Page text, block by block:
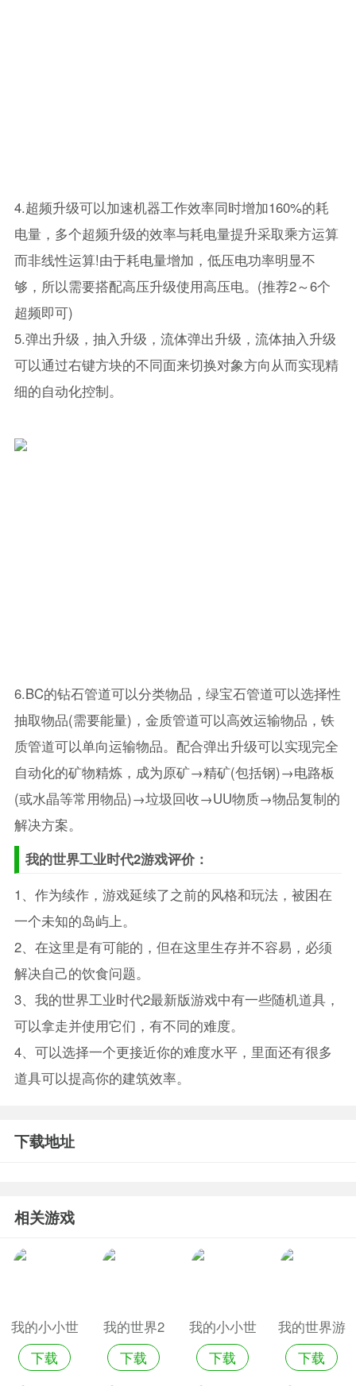
4.超频升级可以加速机器工作效率同时增加160%的耗
电量，多个超频升级的效率与耗电量提升采取乘方运算
而非线性运算!由于耗电量增加，低压电功率明显不
够，所以需要搭配高压升级使用高压电。(推荐2～6个
超频即可)
5.弹出升级，抽入升级，流体弹出升级，流体抽入升级
可以通过右键方块的不同面来切换对象方向从而实现精
细的自动化控制。
6.BC的钻石管道可以分类物品，绿宝石管道可以选择性
抽取物品(需要能量)，金质管道可以高效运输物品，铁
质管道可以单向运输物品。配合弹出升级可以实现完全
自动化的矿物精炼，成为原矿→精矿(包括钢)→电路板
(或水晶等常用物品)→垃圾回收→UU物质→物品复制的
解决方案。
我的世界工业时代2游戏评价：
1、作为续作，游戏延续了之前的风格和玩法，被困在
一个未知的岛屿上。
2、在这里是有可能的，但在这里生存并不容易，必须
解决自己的饮食问题。
3、我的世界工业时代2最新版游戏中有一些随机道具，
可以拿走并使用它们，有不同的难度。
4、可以选择一个更接近你的难度水平，里面还有很多
道具可以提高你的建筑效率。
下载地址
相关游戏
我的小小世
界2最新版
下载
我的世界2
游戏
下载
我的小小世
界2体验版
下载
我的世界游
戏旧版
下载